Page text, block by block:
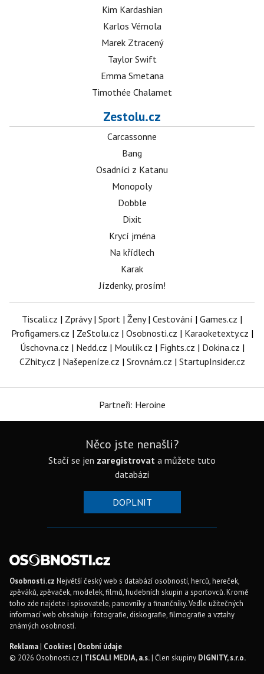
Kim Kardashian
Karlos Vémola
Marek Ztracený
Taylor Swift
Emma Smetana
Timothée Chalamet
Zestolu.cz
Carcassonne
Bang
Osadníci z Katanu
Monopoly
Dobble
Dixit
Krycí jména
Na křídlech
Karak
Jízdenky, prosím!
Tiscali.cz | Zprávy| Sport | Ženy| Cestování | Games.cz |
Profigamers.cz | ZeStolu.cz | Osobnosti.cz | Karaoketexty.cz |
Úschovna.cz | Nedd.cz | Moulík.cz | Fights.cz | Dokina.cz |
CZhity.cz | Našepeníze.cz | Srovnám.cz | StartupInsider.cz
Partneři: Heroine
Něco jste nenašli?
Stačí se jen zaregistrovat a můžete tuto
databázi
DOPLNIT
Osobnosti.cz Největší český web s databází osobností, herců, hereček,
zpěváků, zpěvaček, modelek, filmů, hudebních skupin a sportovců. Kromě
toho zde najdete i spisovatele, panovníky a finančníky. Vedle užitečných
informací web obsahuje i fotografie, diskografie, filmografie a vztahy
známých osobností.
Reklama| Cookies| Osobní údaje
© 2026 Osobnosti.cz | TISCALI MEDIA, a.s.| Člen skupiny DIGNITY, s.r.o.